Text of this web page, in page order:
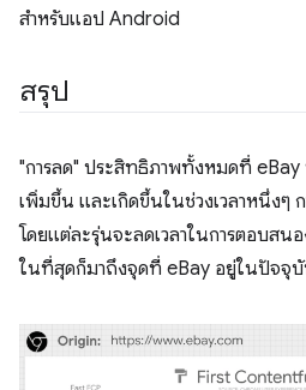
สำหรับแอป Android
สรุป
"การลด" ประสิทธิภาพทั้งหมดที่ eBay
เพิ่มขึ้น และเกิดขึ้นในช่วงเวลาหนึ่งๆ
โดยแต่ละรุ่นจะลดเวลาในการตอบส
ในที่สุดก็มาถึงจุดที่ eBay อยู่ในปัจจุ